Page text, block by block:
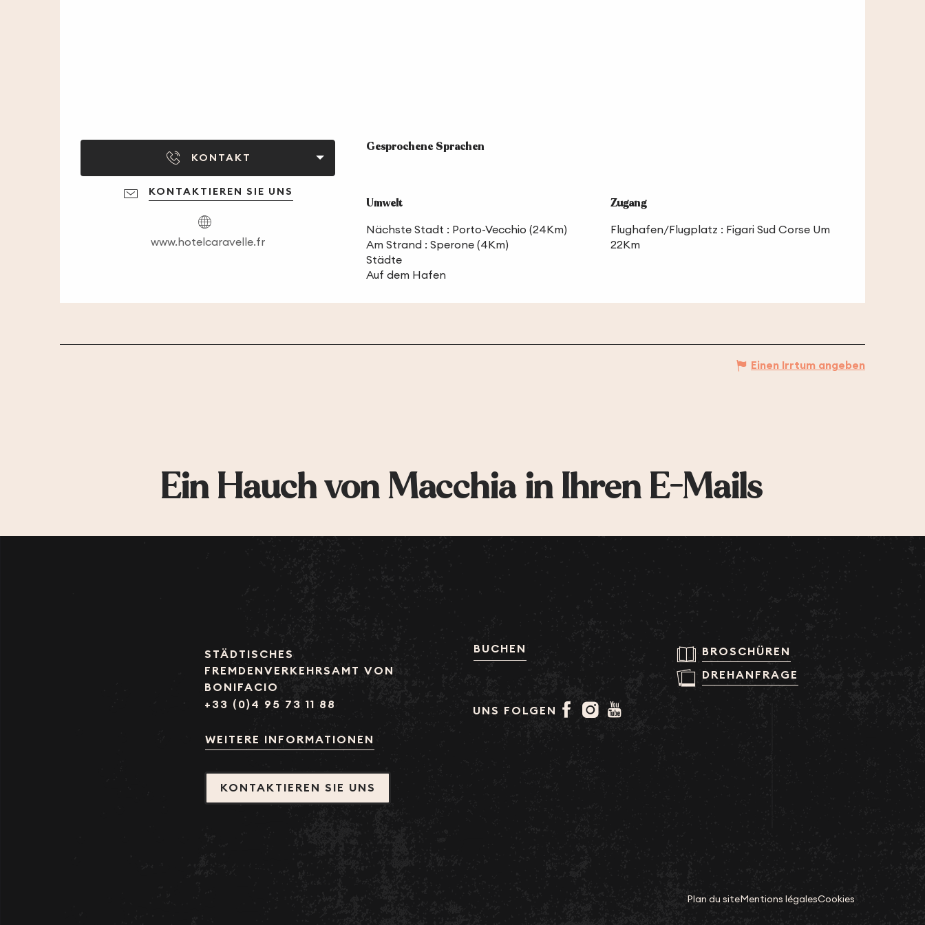
KONTAKT
KONTAKTIEREN SIE UNS
www.hotelcaravelle.fr
Gesprochene Sprachen
Gesprochene Sprachen
Umwelt
Umwelt
Nächste Stadt : Porto-Vecchio (24Km)
Am Strand : Sperone (4Km)
Städte
Auf dem Hafen
Zugang
Zugang
Flughafen/Flugplatz : Figari Sud Corse Um
22Km
Einen Irrtum angeben
Ein Hauch von Macchia in Ihren E-Mails
STÄDTISCHES
FREMDENVERKEHRSAMT VON
BONIFACIO
+33 (0)4 95 73 11 88
WEITERE INFORMATIONEN
KONTAKTIEREN SIE UNS
UNS FOLGEN
BUCHEN
BROSCHÜREN
DREHANFRAGE
Plan du siteMentions légalesCookies